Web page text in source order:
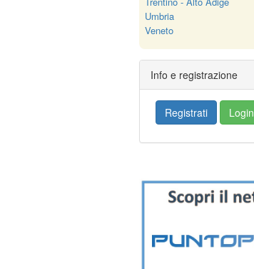
Umbria
Veneto
Info e registrazione
Registrati Login